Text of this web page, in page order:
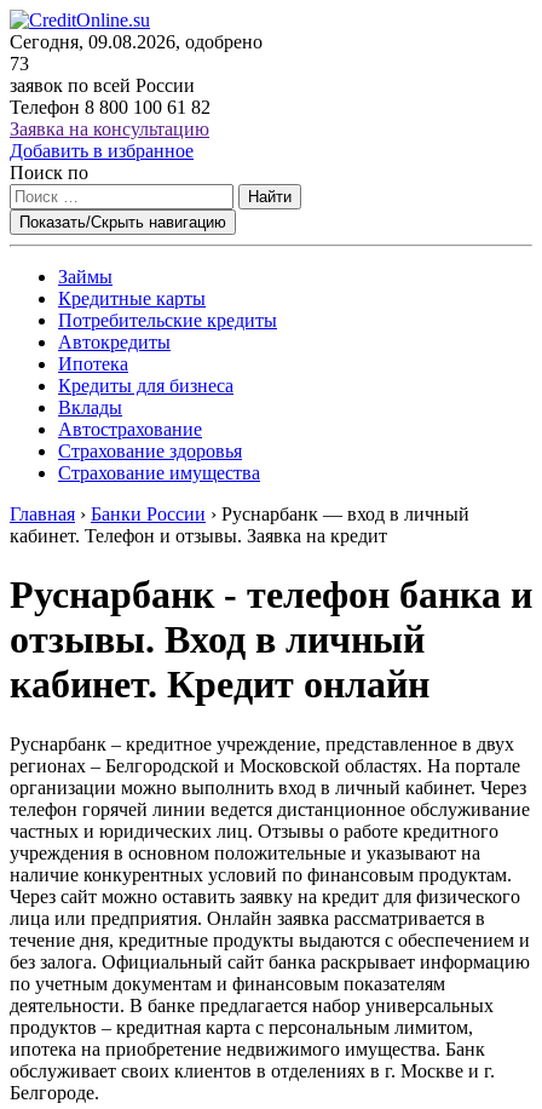
Сегодня, 09.08.2026, одобрено
73
заявок по всей России
Телефон 8 800 100 61 82
Заявка на консультацию
Добавить в избранное
Поиск по
Найти
Показать/Скрыть навигацию
Займы
Кредитные карты
Потребительские кредиты
Автокредиты
Ипотека
Кредиты для бизнеса
Вклады
Автострахование
Страхование здоровья
Страхование имущества
Главная › Банки России › Руснарбанк — вход в личный
кабинет. Телефон и отзывы. Заявка на кредит
Руснарбанк - телефон банка и
отзывы. Вход в личный
кабинет. Кредит онлайн
Руснарбанк – кредитное учреждение, представленное в двух
регионах – Белгородской и Московской областях. На портале
организации можно выполнить вход в личный кабинет. Через
телефон горячей линии ведется дистанционное обслуживание
частных и юридических лиц. Отзывы о работе кредитного
учреждения в основном положительные и указывают на
наличие конкурентных условий по финансовым продуктам.
Через сайт можно оставить заявку на кредит для физического
лица или предприятия. Онлайн заявка рассматривается в
течение дня, кредитные продукты выдаются с обеспечением и
без залога. Официальный сайт банка раскрывает информацию
по учетным документам и финансовым показателям
деятельности. В банке предлагается набор универсальных
продуктов – кредитная карта с персональным лимитом,
ипотека на приобретение недвижимого имущества. Банк
обслуживает своих клиентов в отделениях в г. Москве и г.
Белгороде.